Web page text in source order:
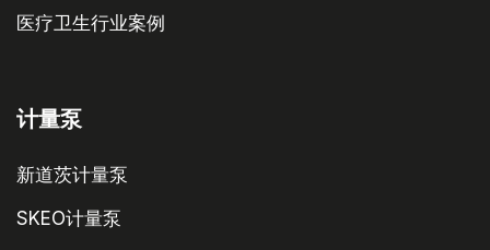
医疗卫生行业案例
计量泵
新道茨计量泵
SKEO计量泵